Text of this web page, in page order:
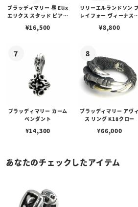
ブラッディマリー 昼 Elix
エリクス スタッド ピアス
¥16,500
リリーエルランドソン
レイフォー ヴィーナスチ
¥8,800
ブラッディマリー カーム
ペンダント
¥14,300
ブラッディマリー アヴィ
ス リング K18クロー
¥66,000
あなたのチェックしたアイテム